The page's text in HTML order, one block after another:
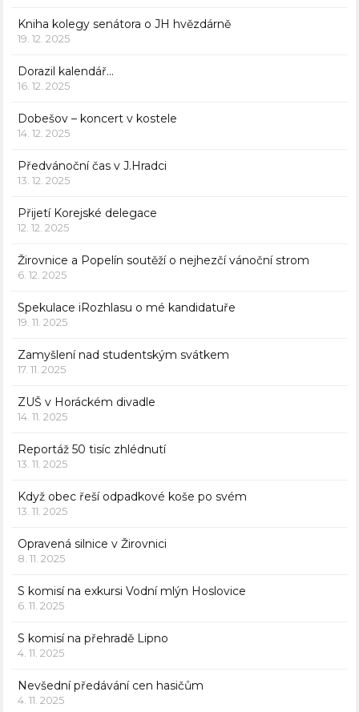
Kniha kolegy senátora o JH hvězdárně
19. 12. 2025
Dorazil kalendář…
16. 12. 2025
Dobešov – koncert v kostele
14. 12. 2025
Předvánoční čas v J.Hradci
13. 12. 2025
Přijetí Korejské delegace
12. 12. 2025
Žirovnice a Popelín soutěží o nejhezčí vánoční strom
6. 12. 2025
Spekulace iRozhlasu o mé kandidatuře
19. 11. 2025
Zamyšlení nad studentským svátkem
17. 11. 2025
ZUŠ v Horáckém divadle
14. 11. 2025
Reportáž 50 tisíc zhlédnutí
13. 11. 2025
Když obec řeší odpadkové koše po svém
13. 11. 2025
Opravená silnice v Žirovnici
8. 11. 2025
S komisí na exkursi Vodní mlýn Hoslovice
6. 11. 2025
S komisí na přehradě Lipno
4. 11. 2025
Nevšední předávání cen hasičům
4. 11. 2025